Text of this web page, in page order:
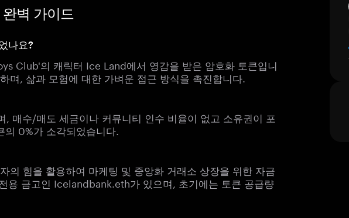
벽 가이드
나요?
Club'의 캐릭터 Ice Land에서 영감을 받은 암호화 토큰입니
며, 삶과 모험에 대한 가벼운 접근 방식을 촉진합니다.
, 매수/매도 세금이나 커뮤니티 인수 비율이 없고 소유권이 포
0%가 소각되었습니다.
의 힘을 활용하여 마케팅 및 중앙화 거래소 상장을 위한 자금
용 금고인 Icelandbank.eth가 있으며, 초기에는 토큰 공급량